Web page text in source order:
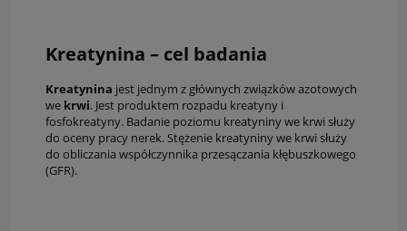
Kreatynina – cel badania
Kreatynina jest jednym z głównych związków azotowych
we krwi. Jest produktem rozpadu kreatyny i
fosfokreatyny. Badanie poziomu kreatyniny we krwi służy
do oceny pracy nerek. Stężenie kreatyniny we krwi służy
do obliczania współczynnika przesączania kłębuszkowego
(GFR).